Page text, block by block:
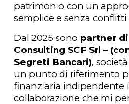
patrimonio con un
semplice e senza conflitti
Dal 2025 sono partner
Consulting SCF Srl–
Segreti Bancari),
un punto di riferimento
finanziaria indipendente
collaborazione che mi